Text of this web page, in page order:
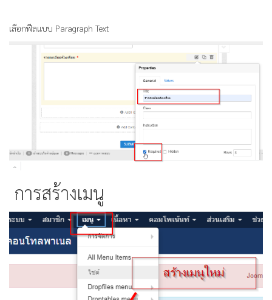
เลือกฟีลแบบ Paragraph Text
การสร้างเมนู